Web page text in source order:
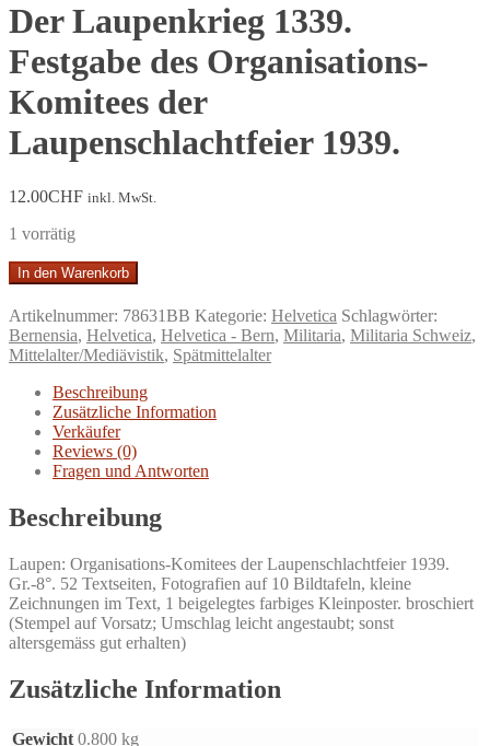
Der Laupenkrieg 1339.
Festgabe des Organisations-
Komitees der
Laupenschlachtfeier 1939.
12.00CHF inkl. MwSt.
1 vorrätig
Der
Laupenkrieg
1339.
Festgabe
des
Organisations-
Komitees
Laupenschlachtfeier
1939.
Menge
In den Warenkorb
Artikelnummer: 78631BB Kategorie: Helvetica Schlagwörter:
Bernensia, Helvetica, Helvetica - Bern, Militaria, Militaria Schweiz,
Mittelalter/Mediävistik, Spätmittelalter
Beschreibung
Zusätzliche Information
Verkäufer
Reviews (0)
Fragen und Antworten
Beschreibung
Laupen: Organisations-Komitees der Laupenschlachtfeier 1939.
Gr.-8°. 52 Textseiten, Fotografien auf 10 Bildtafeln, kleine
Zeichnungen im Text, 1 beigelegtes farbiges Kleinposter. broschiert
(Stempel auf Vorsatz; Umschlag leicht angestaubt; sonst
altersgemäss gut erhalten)
Zusätzliche Information
Gewicht 0.800 kg